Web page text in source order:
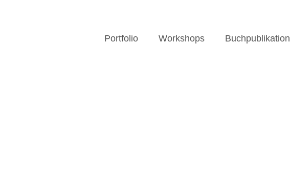
Portfolio Workshops Buchpublikation